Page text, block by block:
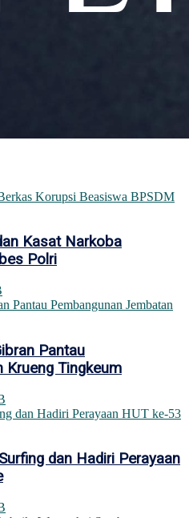
Kasat Narkoba
Polri
Pantau
Krueng Tingkeum
dan Hadiri Perayaan